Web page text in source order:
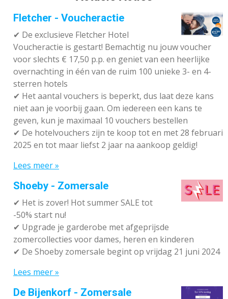
Fletcher - Voucheractie
✔ De exclusieve Fletcher Hotel
Voucheractie is gestart! Bemachtig nu jouw voucher
voor slechts € 17,50 p.p. en geniet van een heerlijke
overnachting in één van de ruim 100 unieke 3- en 4-
sterren hotels
✔ Het aantal vouchers is beperkt, dus laat deze kans
niet aan je voorbij gaan. Om iedereen een kans te
geven, kun je maximaal 10 vouchers bestellen
✔ De hotelvouchers zijn te koop tot en met 28 februari
2025 en tot maar liefst 2 jaar na aankoop geldig!
Lees meer »
Shoeby - Zomersale
✔ Het is zover! Hot summer SALE tot
-50% start nu!
✔ Upgrade je garderobe met afgeprijsde
zomercollecties voor dames, heren en kinderen
✔ De Shoeby zomersale begint op vrijdag 21 juni 2024
Lees meer »
De Bijenkorf - Zomersale